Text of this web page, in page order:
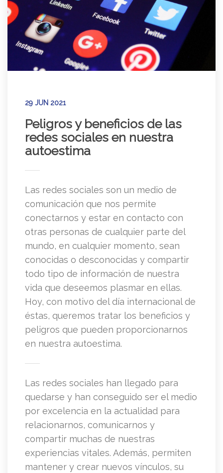
29 JUN 2021
Peligros y beneficios de las
redes sociales en nuestra
autoestima
Las redes sociales son un medio de
comunicación que nos permite
conectarnos y estar en contacto con
otras personas de cualquier parte del
mundo, en cualquier momento, sean
conocidas o desconocidas y compartir
todo tipo de información de nuestra
vida que deseemos plasmar en ellas.
Hoy, con motivo del día internacional de
éstas, queremos tratar los beneficios y
peligros que pueden proporcionarnos
en nuestra autoestima.
Las redes sociales han llegado para
quedarse y han conseguido ser el medio
por excelencia en la actualidad para
relacionarnos, comunicarnos y
compartir muchas de nuestras
experiencias vitales. Además, permiten
mantener y crear nuevos vínculos, su